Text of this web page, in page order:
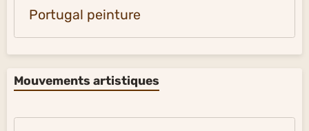
Portugal peinture
Mouvements artistiques